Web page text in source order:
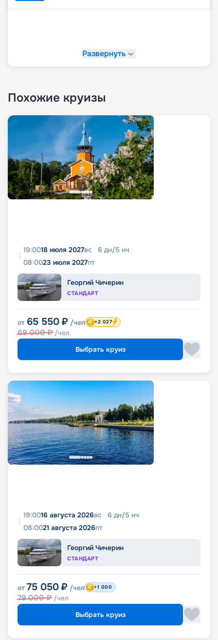
Развернуть
Похожие круизы
19:0018 июля 2027вс 6 дн/5 нч
08:0023 июля 2027пт
Георгий Чичерин
СТАНДАРТ
от 65 550 ₽ /чел
69 000₽ /чел
+2 027
Выбрать круиз
19:0016 августа 2026вс 6 дн/5 нч
08:0021 августа 2026пт
Георгий Чичерин
СТАНДАРТ
от 75 050 ₽ /чел
79 000₽ /чел
+1 000
Выбрать круиз